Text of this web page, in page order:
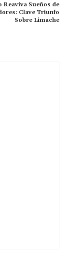
Reaviva Sueños de
Clave Triunfo
Sobre Limache